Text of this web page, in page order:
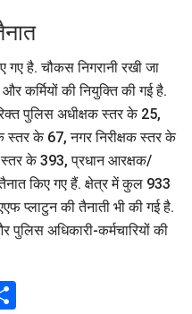
गए है. चौकस निगरानी रखी जा
कर्मियों की नियुक्ति की गई है.
पुलिस अधीक्षक स्तर के 25,
स्तर के 67, नगर निरीक्षक स्तर के
स्तर के 393, प्रधान आरक्षक/
किए गए हैं. क्षेत्र में कुल 933
प्लाटुन की तैनाती भी की गई है.
अधिकारी-कर्मचारियों की